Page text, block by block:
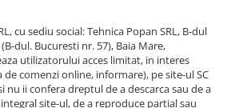
cu sediu social: Tehnica Popan SRL, B-dul
dul. Bucuresti nr. 57), Baia Mare,
utilizatorului acces limitat, in interes
de comenzi online, informare), pe site-ul SC
nu ii confera dreptul de a descarca sau de a
site-ul, de a reproduce partial sau